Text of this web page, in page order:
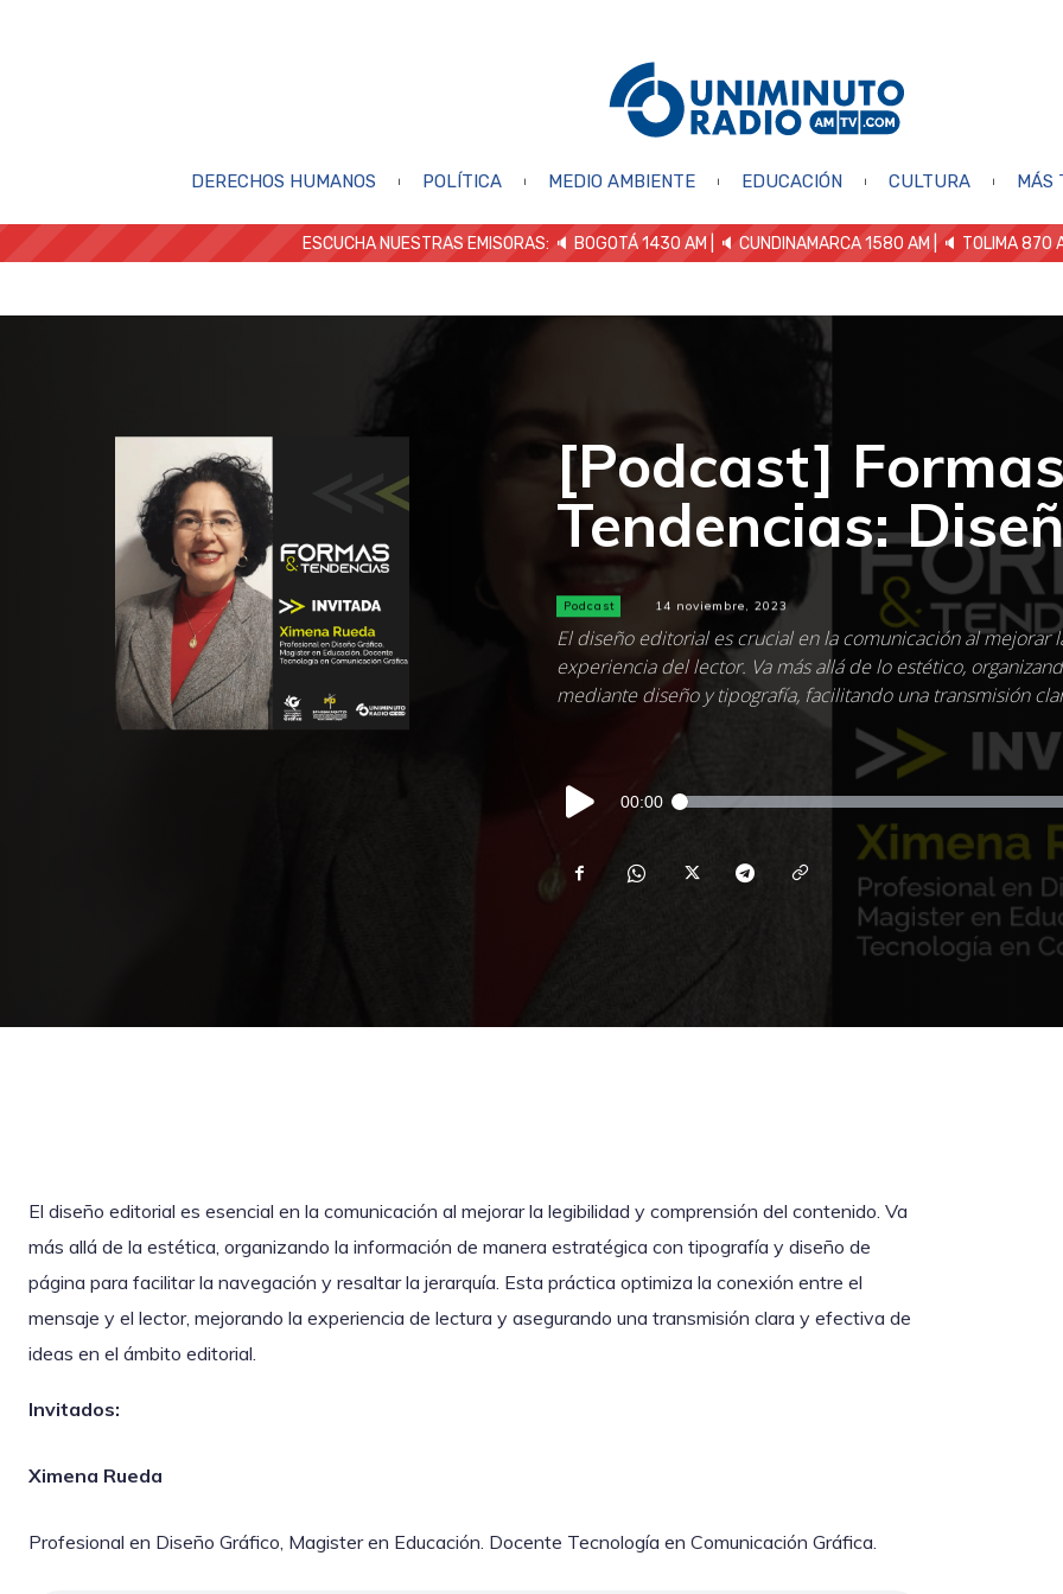
DERECHOS HUMANOS POLÍTICA MEDIO AMBIENTE EDUCACIÓN CULTURA MÁS
ESCUCHA NUESTRAS EMISORAS: 🔈 BOGOTÁ 1430 AM | 🔈 CUNDINAMARCA 1580 AM | 🔈 TOLIMA 870
[Podcast]
Tendencias:
Podcast 14 noviembre, 2023
El diseño editorial es crucial en la comunicación al mejorar
experiencia del lector. Va más allá de lo estético,
mediante diseño y tipografía, facilitando una transmisión
Reproductor
de
00:00
El diseño editorial es esencial en la comunicación al mejorar la legibilidad y comprensión del contenido. Va
más allá de la estética, organizando la información de manera estratégica con tipografía y diseño de
página para facilitar la navegación y resaltar la jerarquía. Esta práctica optimiza la conexión entre el
mensaje y el lector, mejorando la experiencia de lectura y asegurando una transmisión clara y efectiva de
ideas en el ámbito editorial.
Invitados:
Ximena Rueda
Profesional en Diseño Gráfico, Magister en Educación. Docente Tecnología en Comunicación Gráfica.